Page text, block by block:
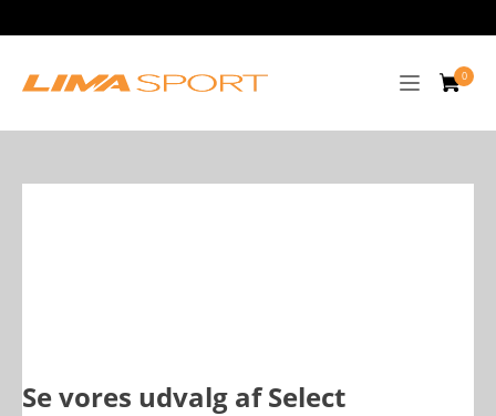
Se vores udvalg af Select